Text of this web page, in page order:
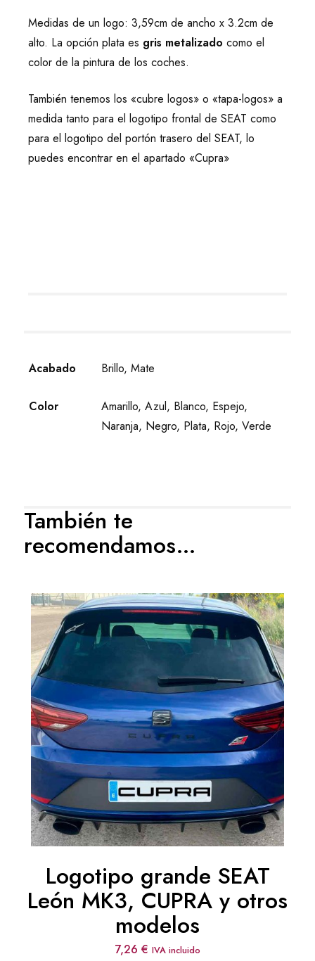
Medidas de un logo: 3,59cm de ancho x 3.2cm de
alto. La opción plata es gris metalizado como el
color de la pintura de los coches.
También tenemos los «cubre logos» o «tapa-logos» a
medida tanto para el logotipo frontal de SEAT como
para el logotipo del portón trasero del SEAT, lo
puedes encontrar en el apartado «Cupra»
Acabado Brillo, Mate
Color
Amarillo, Azul, Blanco, Espejo,
Naranja, Negro, Plata, Rojo, Verde
También te
recomendamos…
Logotipo grande SEAT
León MK3, CUPRA y otros
modelos
7,26 € IVA incluido